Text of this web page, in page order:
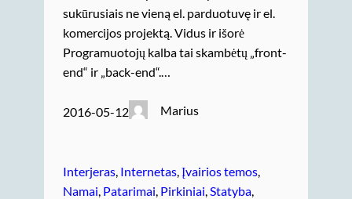
sukūrusiais ne vieną el. parduotuvę ir el.
komercijos projektą. Vidus ir išorė
Programuotojų kalba tai skambėtų „front-
end“ ir „back-end“.…
2016-05-12 Marius
Interjeras Internetas Įvairios temos
Namai Patarimai Pirkiniai Statyba